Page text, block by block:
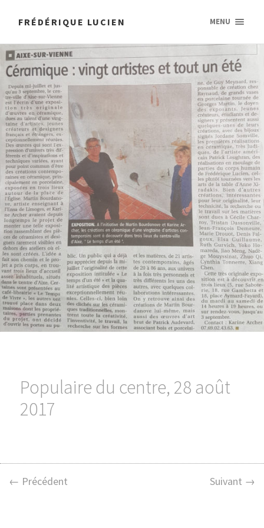
FRÉDÉRIQUE LUCIEN MENU
Populaire du centre, 28 août
2017
← Précédent Suivant →